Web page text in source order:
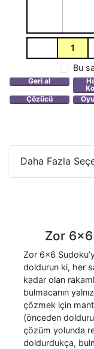
1
Bu
Daha Fazla
Zor 6x6
Zor 6x6
doldurun ki, her
kadar olan
bulmacanın
çözmek için
(önceden
çözüm yolunda
doldurdukça,